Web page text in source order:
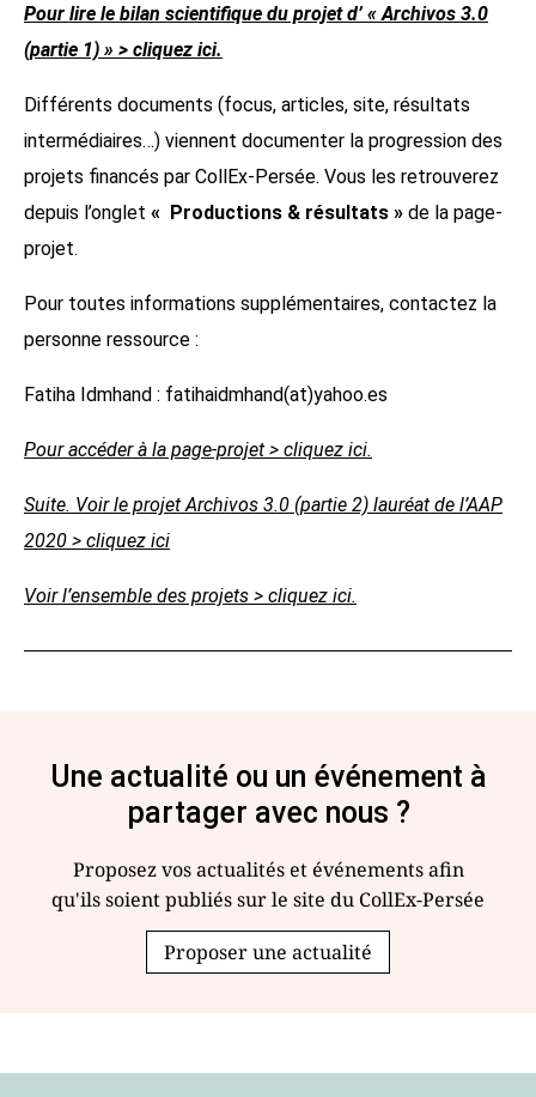
Pour lire le bilan scientifique du projet d’ « Archivos 3.0
(partie 1) » > cliquez ici.
Différents documents (focus, articles, site, résultats
intermédiaires…) viennent documenter la progression des
projets financés par CollEx-Persée. Vous les retrouverez
depuis l’onglet « Productions & résultats » de la page-
projet.
Pour toutes informations supplémentaires, contactez la
personne ressource :
Fatiha Idmhand : fatihaidmhand(at)yahoo.es
Pour accéder à la page-projet > cliquez ici.
Suite. Voir le projet Archivos 3.0 (partie 2) lauréat de l’AAP
2020 > cliquez ici
Voir l’ensemble des projets > cliquez ici.
Une actualité ou un événement à
partager avec nous ?
Proposez vos actualités et événements afin
qu'ils soient publiés sur le site du CollEx-Persée
Proposer une actualité